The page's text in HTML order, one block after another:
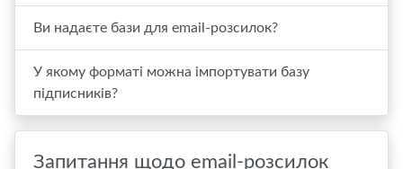
Ви надаєте бази для email-розсилок?
У якому форматі можна імпортувати базу
підписників?
Запитання щодо email-розсилок